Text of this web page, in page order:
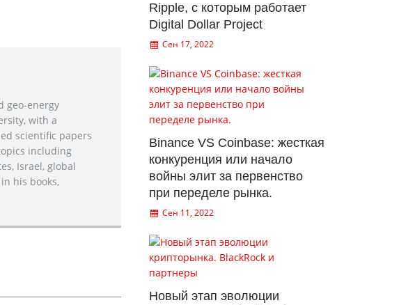
geo-energy
with a
scientific papers
including
Israel, global
his books,
Ripple, с которым работает
Digital Dollar Project
Сен 17, 2022
Binance VS Coinbase: жесткая
конкуренция или начало
войны элит за первенство
при переделе рынка.
Сен 11, 2022
Новый этап эволюции